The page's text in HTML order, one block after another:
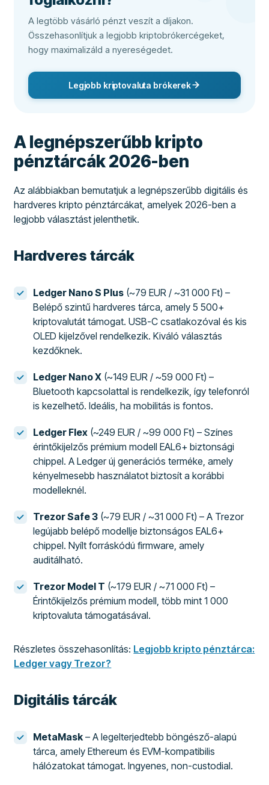
A legtöbb vásárló pénzt veszít a díjakon.
Összehasonlítjuk a legjobb kriptobrókercégeket,
hogy maximalizáld a nyereségedet.
Legjobb kriptovaluta brókerek
A legnépszerűbb kripto
pénztárcák 2026-ben
Az alábbiakban bemutatjuk a legnépszerűbb digitális és
hardveres kripto pénztárcákat, amelyek 2026-ben a
legjobb választást jelenthetik.
Hardveres tárcák
Ledger Nano S Plus (~79 EUR / ~31 000 Ft) –
Belépő szintű hardveres tárca, amely 5 500+
kriptovalutát támogat. USB-C csatlakozóval és kis
OLED kijelzővel rendelkezik. Kiváló választás
kezdőknek.
Ledger Nano X (~149 EUR / ~59 000 Ft) –
Bluetooth kapcsolattal is rendelkezik, így telefonról
is kezelhető. Ideális, ha mobilitás is fontos.
Ledger Flex (~249 EUR / ~99 000 Ft) – Színes
érintőkijelzős prémium modell EAL6+ biztonsági
chippel. A Ledger új generációs terméke, amely
kényelmesebb használatot biztosít a korábbi
modelleknél.
Trezor Safe 3 (~79 EUR / ~31 000 Ft) – A Trezor
legújabb belépő modellje biztonságos EAL6+
chippel. Nyílt forráskódú firmware, amely
auditálható.
Trezor Model T (~179 EUR / ~71 000 Ft) –
Érintőkijelzős prémium modell, több mint 1 000
kriptovaluta támogatásával.
Részletes összehasonlítás: Legjobb kripto pénztárca:
Ledger vagy Trezor?
Digitális tárcák
MetaMask – A legelterjedtebb böngésző-alapú
tárca, amely Ethereum és EVM-kompatibilis
hálózatokat támogat. Ingyenes, non-custodial.